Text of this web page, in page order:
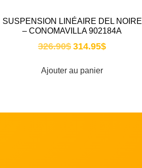
SUSPENSION LINÉAIRE DEL NOIRE
– CONOMAVILLA 902184A
326.90$ 314.95$
Ajouter au panier